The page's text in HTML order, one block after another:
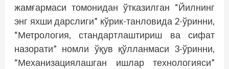
жамғармаси томонидан ўтказилган “Йилнинг
энг яхши дарслиги” кўрик-танловида 2-ўринни,
“Метрология, стандартлаштириш ва сифат
назорати” номли ўқув қўлланмаси 3-ўринни,
“Механизациялашган ишлар технологияси”